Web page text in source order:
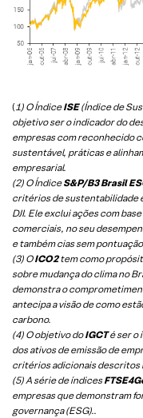
( 1) O ÍndiceISE(Índice de
objetivo ser o indicador do
empresas com reconhecido
sustentável, práticas e
empresarial.
(2) O ÍndiceS&P/B3 Brasil
critérios de sustentabilidade
DJI. Ele exclui ações com
comerciais, no seu
e também cias sem pontuação
(3) OICO2tem como
sobre mudança do clima no
demonstra o
antecipa a visão de como
carbono.
(4) O objetivo doIGCTé ser o
dos ativos de emissão de
critérios adicionais descritos
(5) A série de índices
empresas que demonstram
governança (ESG)..